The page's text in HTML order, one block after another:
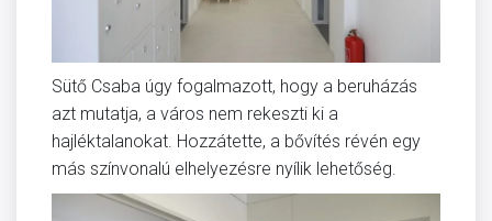
Sütő Csaba úgy fogalmazott, hogy a beruházás
azt mutatja, a város nem rekeszti ki a
hajléktalanokat. Hozzátette, a bővítés révén egy
más színvonalú elhelyezésre nyílik lehetőség.